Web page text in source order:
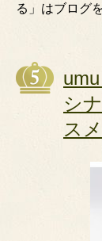
る」はブログ
シ
スメ